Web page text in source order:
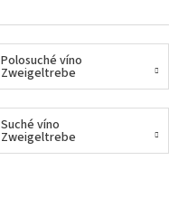
Polosuché víno
Zweigeltrebe
Suché víno
Zweigeltrebe